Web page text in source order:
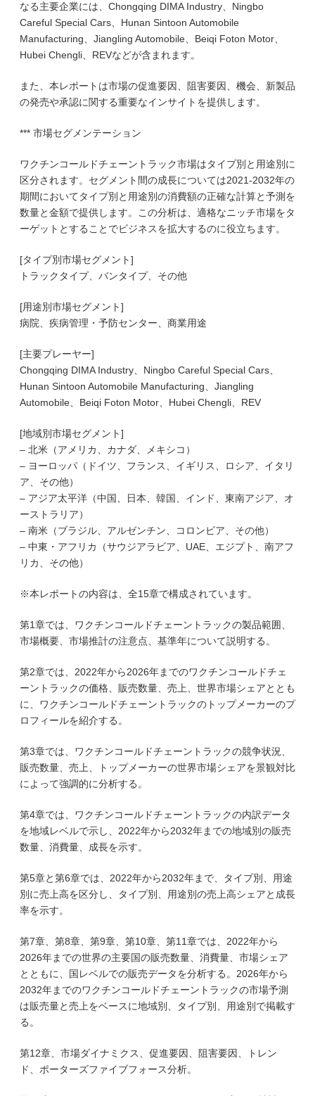
なる主要企業には、Chongqing DIMA Industry、Ningbo
Careful Special Cars、Hunan Sintoon Automobile
Manufacturing、Jiangling Automobile、Beiqi Foton Motor、
Hubei Chengli、REVなどが含まれます。
また、本レポートは市場の促進要因、阻害要因、機会、新製品
の発売や承認に関する重要なインサイトを提供します。
*** 市場セグメンテーション
ワクチンコールドチェーントラック市場はタイプ別と用途別に
区分されます。セグメント間の成長については2021-2032年の
期間においてタイプ別と用途別の消費額の正確な計算と予測を
数量と金額で提供します。この分析は、適格なニッチ市場をタ
ーゲットとすることでビジネスを拡大するのに役立ちます。
[タイプ別市場セグメント]
トラックタイプ、バンタイプ、その他
[用途別市場セグメント]
病院、疾病管理・予防センター、商業用途
[主要プレーヤー]
Chongqing DIMA Industry、Ningbo Careful Special Cars、
Hunan Sintoon Automobile Manufacturing、Jiangling
Automobile、Beiqi Foton Motor、Hubei Chengli、REV
[地域別市場セグメント]
– 北米（アメリカ、カナダ、メキシコ）
– ヨーロッパ（ドイツ、フランス、イギリス、ロシア、イタリ
ア、その他）
– アジア太平洋（中国、日本、韓国、インド、東南アジア、オ
ーストラリア）
– 南米（ブラジル、アルゼンチン、コロンビア、その他）
– 中東・アフリカ（サウジアラビア、UAE、エジプト、南アフ
リカ、その他）
※本レポートの内容は、全15章で構成されています。
第1章では、ワクチンコールドチェーントラックの製品範囲、
市場概要、市場推計の注意点、基準年について説明する。
第2章では、2022年から2026年までのワクチンコールドチェ
ーントラックの価格、販売数量、売上、世界市場シェアととも
に、ワクチンコールドチェーントラックのトップメーカーのプ
ロフィールを紹介する。
第3章では、ワクチンコールドチェーントラックの競争状況、
販売数量、売上、トップメーカーの世界市場シェアを景観対比
によって強調的に分析する。
第4章では、ワクチンコールドチェーントラックの内訳データ
を地域レベルで示し、2022年から2032年までの地域別の販売
数量、消費量、成長を示す。
第5章と第6章では、2022年から2032年まで、タイプ別、用途
別に売上高を区分し、タイプ別、用途別の売上高シェアと成長
率を示す。
第7章、第8章、第9章、第10章、第11章では、2022年から
2026年までの世界の主要国の販売数量、消費量、市場シェア
とともに、国レベルでの販売データを分析する。2026年から
2032年までのワクチンコールドチェーントラックの市場予測
は販売量と売上をベースに地域別、タイプ別、用途別で掲載す
る。
第12章、市場ダイナミクス、促進要因、阻害要因、トレン
ド、ポーターズファイブフォース分析。